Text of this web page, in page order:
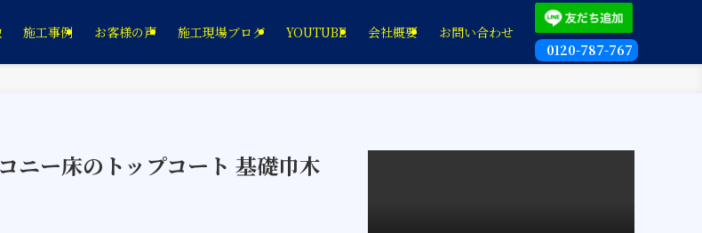
施工事例 お客様の声 施工現場ブログ YOUTUBE 会社概要
お問い合わせ
0120-787-767
ニー床のトップコート 基礎巾木